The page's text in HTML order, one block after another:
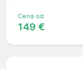
Cena od
149 €